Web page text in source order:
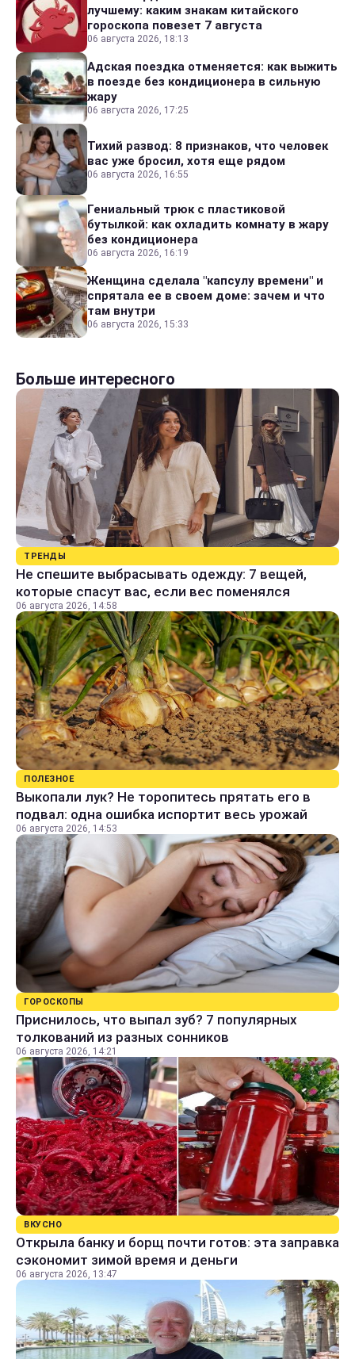
лучшему: каким знакам китайского
гороскопа повезет 7 августа
06 августа 2026, 18:13
Адская поездка отменяется: как выжить
в поезде без кондиционера в сильную
жару
06 августа 2026, 17:25
Тихий развод: 8 признаков, что человек
вас уже бросил, хотя еще рядом
06 августа 2026, 16:55
Гениальный трюк с пластиковой
бутылкой: как охладить комнату в жару
без кондиционера
06 августа 2026, 16:19
Женщина сделала "капсулу времени" и
спрятала ее в своем доме: зачем и что
там внутри
06 августа 2026, 15:33
Больше интересного
ТРЕНДЫ
Не спешите выбрасывать одежду: 7 вещей,
которые спасут вас, если вес поменялся
06 августа 2026, 14:58
ПОЛЕЗНОЕ
Выкопали лук? Не торопитесь прятать его в
подвал: одна ошибка испортит весь урожай
06 августа 2026, 14:53
ГОРОСКОПЫ
Приснилось, что выпал зуб? 7 популярных
толкований из разных сонников
06 августа 2026, 14:21
ВКУСНО
Открыла банку и борщ почти готов: эта заправка
сэкономит зимой время и деньги
06 августа 2026, 13:47